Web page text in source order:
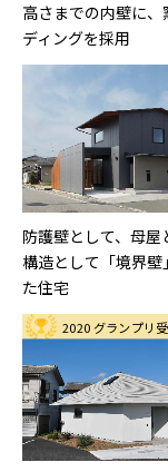
高さまでの内壁に、
ディングを採用
防護壁として、母屋
構造として「境界壁
た住宅
2020 グランプリ